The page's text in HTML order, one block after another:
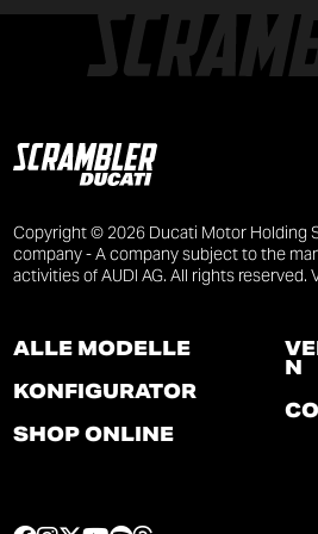
Copyright © 2026 Ducati Motor Holding
company - A company subject to the
activities of AUDI AG. All rights reserved.
ALLE MODELLE
KONFIGURATOR
SHOP ONLINE
N